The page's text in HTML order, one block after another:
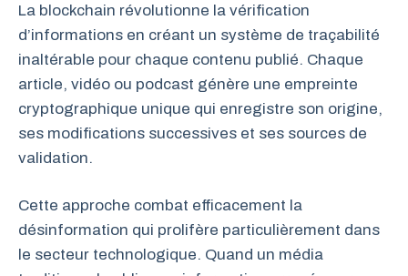
La blockchain révolutionne la vérification
d’informations en créant un système de traçabilité
inaltérable pour chaque contenu publié. Chaque
article, vidéo ou podcast génère une empreinte
cryptographique unique qui enregistre son origine,
ses modifications successives et ses sources de
validation.
Cette approche combat efficacement la
désinformation qui prolifère particulièrement dans
le secteur technologique. Quand un média